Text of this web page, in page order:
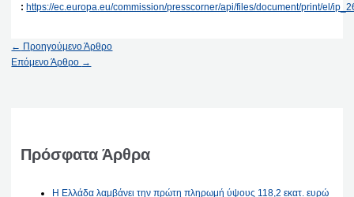
: https://ec.europa.eu/commission/presscorner/api/files/document/print/el/
← Προηγούμενο Άρθρο
Επόμενο Άρθρο →
Πρόσφατα Άρθρα
Η Ελλάδα λαμβάνει την πρώτη πληρωμή ύψους 118,2 εκατ. ευρώ